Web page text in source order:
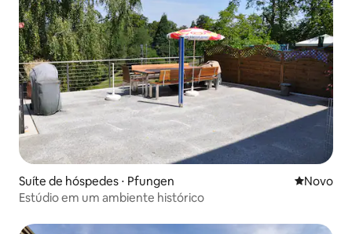
Suíte de hóspedes ⋅ Pfungen Novo
Novo
Estúdio em um ambiente histórico